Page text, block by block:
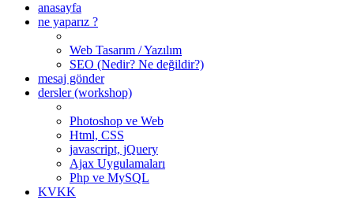
anasayfa
ne yaparız ?
Web Tasarım / Yazılım
SEO (Nedir? Ne değildir?)
mesaj gönder
dersler (workshop)
Photoshop ve Web
Html, CSS
javascript, jQuery
Ajax Uygulamaları
Php ve MySQL
KVKK